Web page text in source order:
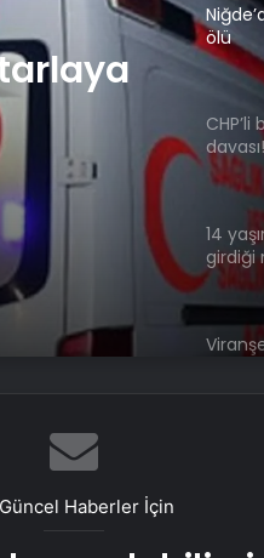
ölü
imza
14
girdiği
Haberler İçin